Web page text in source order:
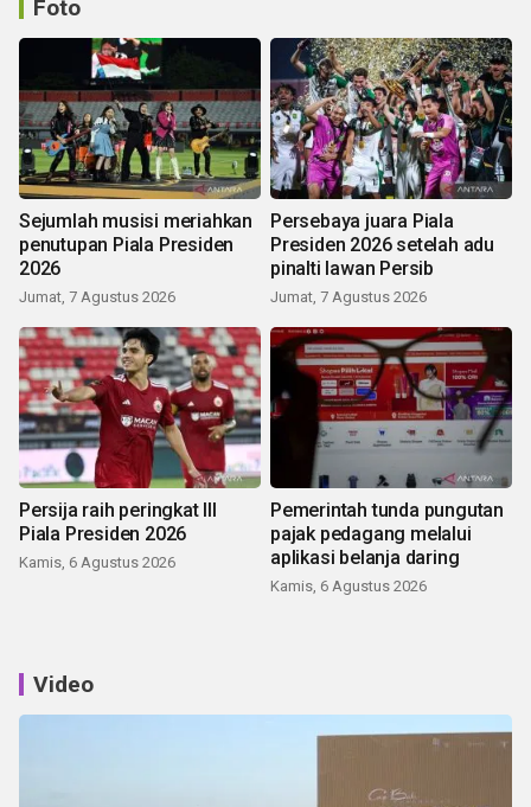
Foto
Sejumlah musisi meriahkan
penutupan Piala Presiden
2026
Jumat, 7 Agustus 2026
Persebaya juara Piala
Presiden 2026 setelah adu
pinalti lawan Persib
Jumat, 7 Agustus 2026
Persija raih peringkat III
Piala Presiden 2026
Kamis, 6 Agustus 2026
Pemerintah tunda pungutan
pajak pedagang melalui
aplikasi belanja daring
Kamis, 6 Agustus 2026
Video